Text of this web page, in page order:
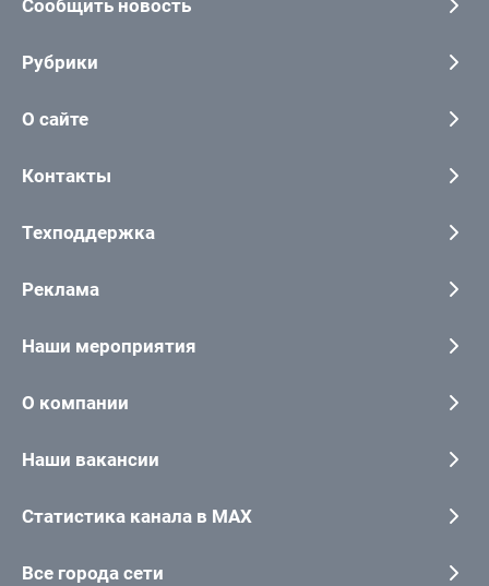
Сообщить новость
Рубрики
О сайте
Контакты
Техподдержка
Реклама
Наши мероприятия
О компании
Наши вакансии
Статистика канала в MAX
Все города сети